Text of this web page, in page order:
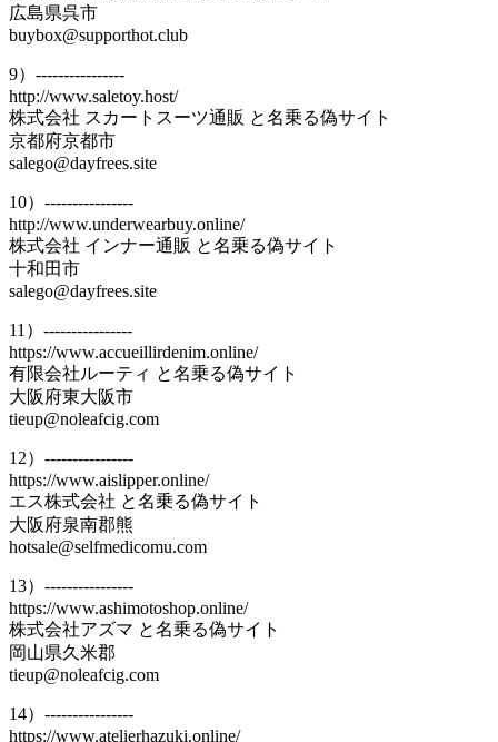
広島県呉市
buybox@supporthot.club
9）----------------
http://www.saletoy.host/
株式会社 スカートスーツ通販 と名乗る偽サイト
京都府京都市
salego@dayfrees.site
10）----------------
http://www.underwearbuy.online/
株式会社 インナー通販 と名乗る偽サイト
十和田市
salego@dayfrees.site
11）----------------
https://www.accueillirdenim.online/
有限会社ルーティ と名乗る偽サイト
大阪府東大阪市
tieup@noleafcig.com
12）----------------
https://www.aislipper.online/
エス株式会社 と名乗る偽サイト
大阪府泉南郡熊
hotsale@selfmedicomu.com
13）----------------
https://www.ashimotoshop.online/
株式会社アズマ と名乗る偽サイト
岡山県久米郡
tieup@noleafcig.com
14）----------------
https://www.atelierhazuki.online/